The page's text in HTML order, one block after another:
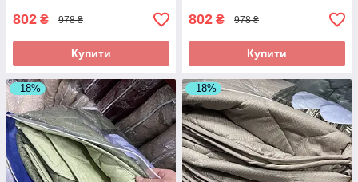
802 ₴ 978 ₴
Купити
802 ₴ 978 ₴
Купити
–18% –18%